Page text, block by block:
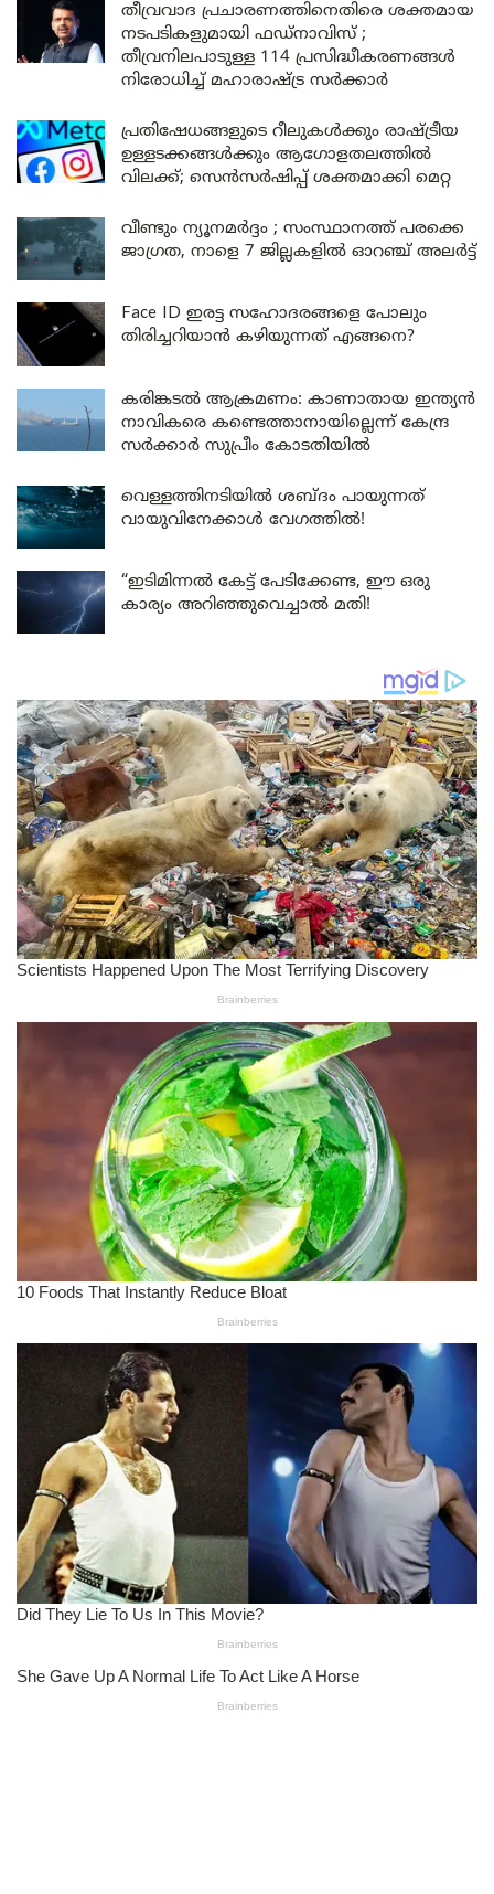
തീവ്രവാദ പ്രചാരണത്തിനെതിരെ ശക്തമായ
നടപടികളുമായി ഫഡ്നാവിസ് ;
തീവ്രനിലപാടുള്ള 114 പ്രസിദ്ധീകരണങ്ങൾ
നിരോധിച്ച് മഹാരാഷ്ട്ര സർക്കാർ
പ്രതിഷേധങ്ങളുടെ റീലുകൾക്കും രാഷ്ട്രീയ
ഉള്ളടക്കങ്ങൾക്കും ആഗോളതലത്തിൽ
വിലക്ക്; സെൻസർഷിപ്പ് ശക്തമാക്കി മെറ്റ
വീണ്ടും ന്യൂനമർദ്ദം ; സംസ്ഥാനത്ത് പരക്കെ
ജാഗ്രത, നാളെ 7 ജില്ലകളിൽ ഓറഞ്ച് അലർട്ട്
Face ID ഇരട്ട സഹോദരങ്ങളെ പോലും
തിരിച്ചറിയാൻ കഴിയുന്നത് എങ്ങനെ?
കരിങ്കടൽ ആക്രമണം: കാണാതായ ഇന്ത്യൻ
നാവികരെ കണ്ടെത്താനായില്ലെന്ന് കേന്ദ്ര
സർക്കാർ സുപ്രീം കോടതിയിൽ
വെള്ളത്തിനടിയിൽ ശബ്ദം പായുന്നത്
വായുവിനേക്കാൾ വേഗത്തിൽ!
“ഇടിമിന്നൽ കേട്ട് പേടിക്കേണ്ട, ഈ ഒരു
കാര്യം അറിഞ്ഞുവെച്ചാൽ മതി!